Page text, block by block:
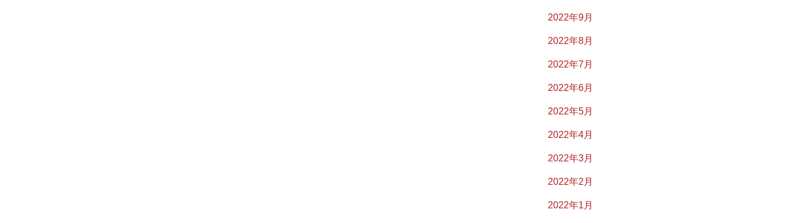
2022年9月
2022年8月
2022年7月
2022年6月
2022年5月
2022年4月
2022年3月
2022年2月
2022年1月